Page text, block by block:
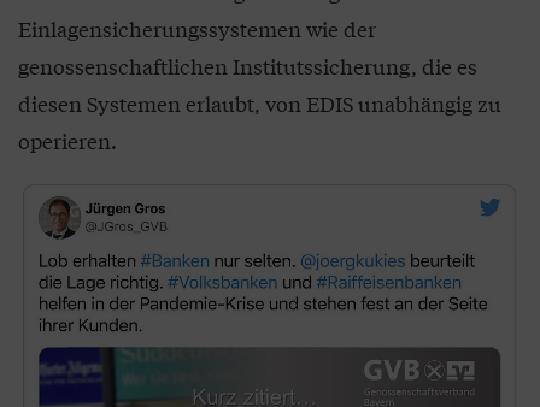
Einlagensicherungssystemen wie der
genossenschaftlichen Institutssicherung, die es
diesen Systemen erlaubt, von EDIS unabhängig zu
operieren.